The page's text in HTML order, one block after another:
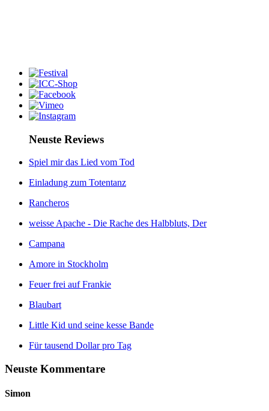
Neuste Reviews
Spiel mir das Lied vom Tod
Einladung zum Totentanz
Rancheros
weisse Apache - Die Rache des Halbbluts, Der
Campana
Amore in Stockholm
Feuer frei auf Frankie
Blaubart
Little Kid und seine kesse Bande
Für tausend Dollar pro Tag
Neuste Kommentare
Simon